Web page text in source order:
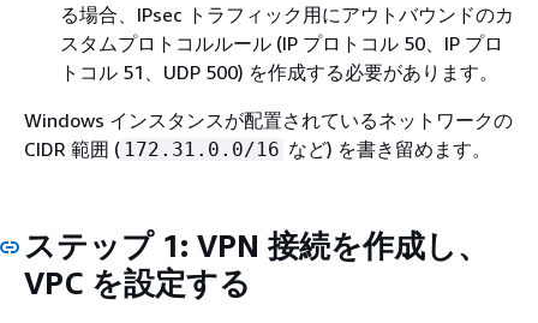
る場合、IPsec トラフィック用にアウトバウンドのカ
スタムプロトコルルール (IP プロトコル 50、IP プロ
トコル 51、UDP 500) を作成する必要があります。
Windows インスタンスが配置されているネットワークの
CIDR 範囲 ( 172.31.0.0/16 など) を書き留めます。
ステップ 1: VPN 接続を作成し、
VPC を設定する